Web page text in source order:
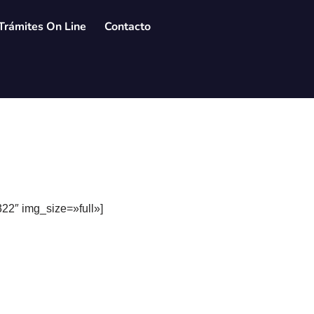
On Line Contacto
img_size=»full»]